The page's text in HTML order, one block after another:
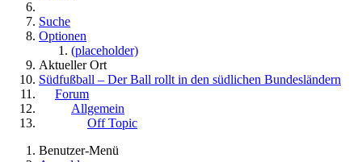
Suche
Optionen
(placeholder)
Aktueller Ort
Südfußball – Der Ball rollt in den südlichen Bundesländern
Forum
Allgemein
Off Topic
Benutzer-Menü